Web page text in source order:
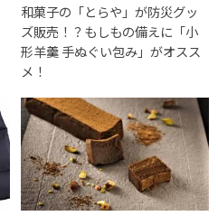
和菓子の「とらや」が防災グッ
ズ販売！？もしもの備えに「小
形羊羹 手ぬぐい包み」がオスス
メ！